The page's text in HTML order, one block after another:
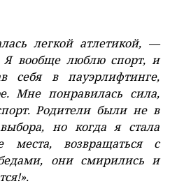
легкой атлетикой, —
Я вообще люблю спорт, и
себя в пауэрлифтинге,
Мне понравилась сила,
Родители были не в
но когда я стала
места, возвращаться с
они смирились и